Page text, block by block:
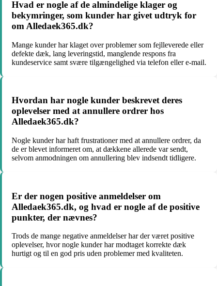
Hvad er nogle af de almindelige klager og
bekymringer, som kunder har givet udtryk for
om Alledaek365.dk?
Mange kunder har klaget over problemer som fejlleverede eller
defekte dæk, lang leveringstid, manglende respons fra
kundeservice samt svære tilgængelighed via telefon eller e-mail.
Hvordan har nogle kunder beskrevet deres
oplevelser med at annullere ordrer hos
Alledaek365.dk?
Nogle kunder har haft frustrationer med at annullere ordrer, da
de er blevet informeret om, at dækkene allerede var sendt,
selvom anmodningen om annullering blev indsendt tidligere.
Er der nogen positive anmeldelser om
Alledaek365.dk, og hvad er nogle af de positive
punkter, der nævnes?
Trods de mange negative anmeldelser har der været positive
oplevelser, hvor nogle kunder har modtaget korrekte dæk
hurtigt og til en god pris uden problemer med kvaliteten.